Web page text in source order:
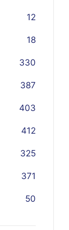
12
18
330
387
403
412
325
371
50